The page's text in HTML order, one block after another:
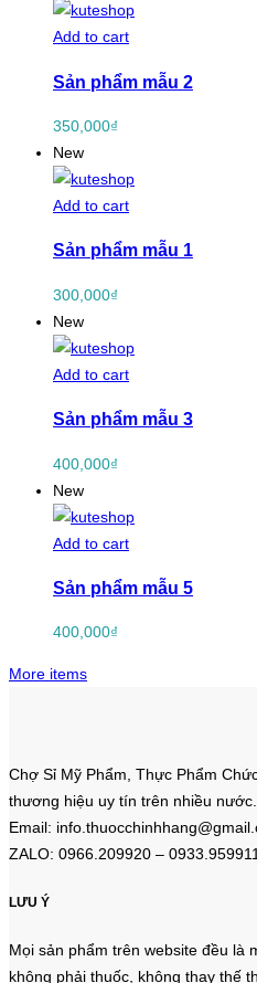
Add to cart
Sản phẩm mẫu 2
350,000₫
New
Add to cart
Sản phẩm mẫu 1
300,000₫
New
Add to cart
Sản phẩm mẫu 3
400,000₫
New
Add to cart
Sản phẩm mẫu 5
400,000₫
More items
Chợ Sỉ Mỹ Phẩm, Thực Phẩm
thương hiệu uy tín trên nhiều nước.
Email:
ZALO: 0966.209920 –
LƯU Ý
Mọi sản phẩm trên website đều là
không phải thuốc, không thay thế